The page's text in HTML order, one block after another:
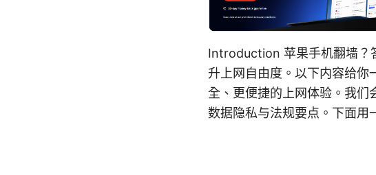
Introduction 苹果手机翻墙？
升上网自由度。以下内容给你
全、更便捷的上网体验。我们
数据隐私与法规要点。下面用